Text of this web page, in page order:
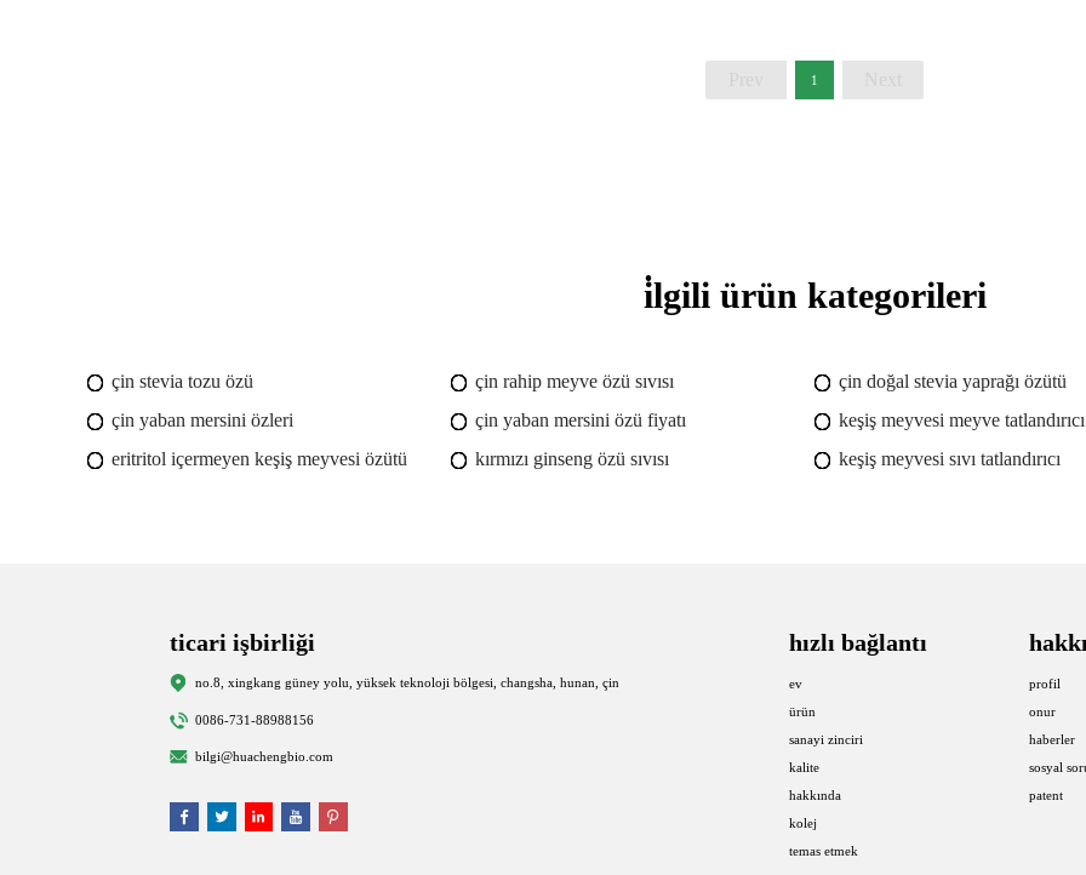
1
i̇lgili ürün kategorileri
çin stevia tozu özü çin rahip meyve özü sıvısı
çin doğal stevia yaprağı özütü
çin yaban mersini özleri
çin yaban mersini özü fiyatı
keşiş meyvesi meyve tatlandırıcı
eritritol içermeyen keşiş meyvesi özütü
kırmızı ginseng özü sıvısı keşiş meyvesi sıvı tatlandırıcı
ticari işbirliği
no.8, xingkang güney yolu, yüksek teknoloji bölgesi, changsha, hunan, çin
0086-731-88988156
bilgi@huachengbio.com
hızlı bağlantı
ev
ürün
sanayi zinciri
kalite
hakkında
kolej
temas etmek
profil
onur
haberler
sosyal
patent